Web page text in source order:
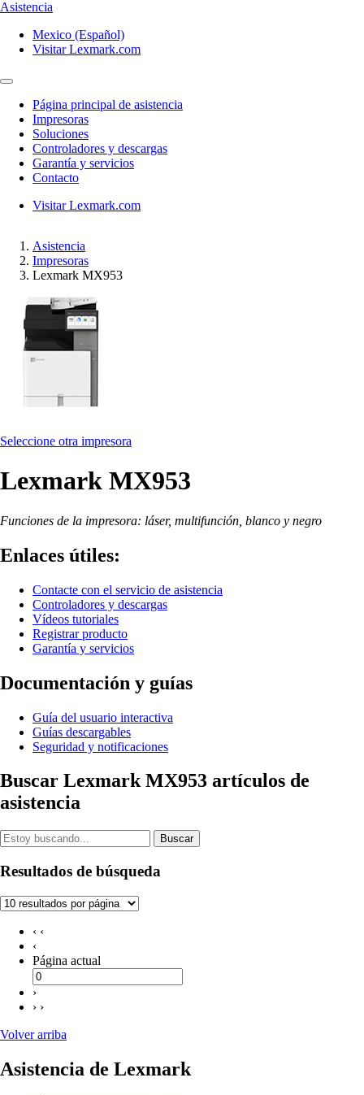
Asistencia
Mexico (Español)
Visitar Lexmark.com
Página principal de asistencia
Impresoras
Soluciones
Controladores y descargas
Garantía y servicios
Contacto
Visitar Lexmark.com
Asistencia
Impresoras
Lexmark MX953
Seleccione otra impresora
Lexmark MX953
Funciones de la impresora: láser, multifunción, blanco y negro
Enlaces útiles:
Contacte con el servicio de asistencia
Controladores y descargas
Vídeos tutoriales
Registrar producto
Garantía y servicios
Documentación y guías
Guía del usuario interactiva
Guías descargables
Seguridad y notificaciones
Buscar Lexmark MX953 artículos de
asistencia
Buscar
Resultados de búsqueda
‹ ‹
‹
Página actual
›
› ›
Volver arriba
Asistencia de Lexmark